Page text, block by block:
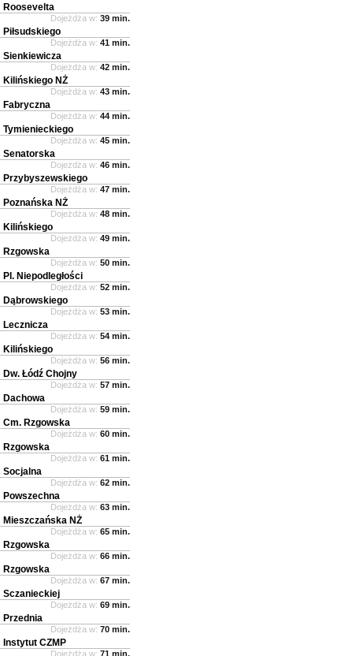
Roosevelta
Dojeżdża w: 39 min.
Piłsudskiego
Dojeżdża w: 41 min.
Sienkiewicza
Dojeżdża w: 42 min.
Kilińskiego NŻ
Dojeżdża w: 43 min.
Fabryczna
Dojeżdża w: 44 min.
Tymienieckiego
Dojeżdża w: 45 min.
Senatorska
Dojeżdża w: 46 min.
Przybyszewskiego
Dojeżdża w: 47 min.
Poznańska NŻ
Dojeżdża w: 48 min.
Kilińskiego
Dojeżdża w: 49 min.
Rzgowska
Dojeżdża w: 50 min.
Pl. Niepodległości
Dojeżdża w: 52 min.
Dąbrowskiego
Dojeżdża w: 53 min.
Lecznicza
Dojeżdża w: 54 min.
Kilińskiego
Dojeżdża w: 56 min.
Dw. Łódź Chojny
Dojeżdża w: 57 min.
Dachowa
Dojeżdża w: 59 min.
Cm. Rzgowska
Dojeżdża w: 60 min.
Rzgowska
Dojeżdża w: 61 min.
Socjalna
Dojeżdża w: 62 min.
Powszechna
Dojeżdża w: 63 min.
Mieszczańska NŻ
Dojeżdża w: 65 min.
Rzgowska
Dojeżdża w: 66 min.
Rzgowska
Dojeżdża w: 67 min.
Sczanieckiej
Dojeżdża w: 69 min.
Przednia
Dojeżdża w: 70 min.
Instytut CZMP
Dojeżdża w: 71 min.